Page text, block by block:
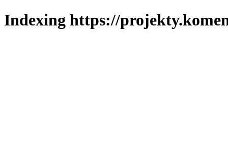
Indexing https://